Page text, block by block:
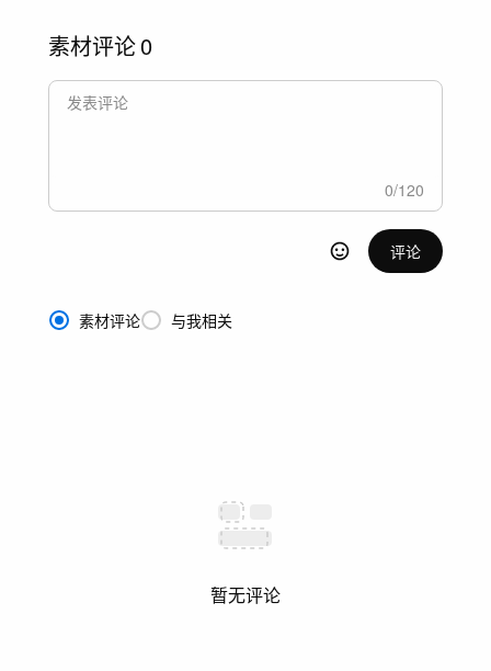
素材评论0
0/120
评论
素材评论 与我相关
暂无评论